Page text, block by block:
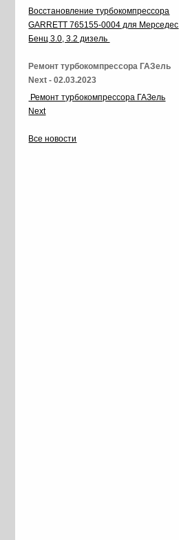
Восстановление турбокомпрессора
GARRETT 765155-0004 для Мерседес
Бенц 3.0, 3.2 дизель
Ремонт турбокомпрессора ГАЗель
Next - 02.03.2023
Ремонт турбокомпрессора ГАЗель
Next
Все новости